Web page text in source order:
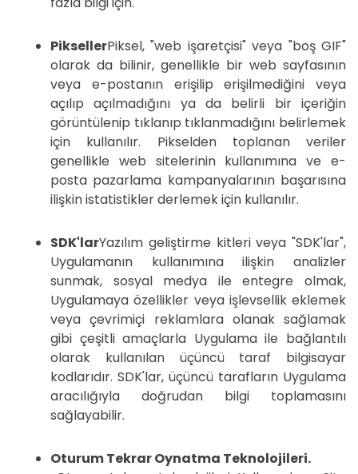
PiksellerPiksel, "web işaretçisi" veya "boş GIF"
olarak da bilinir, genellikle bir web sayfasının
veya e-postanın erişilip erişilmediğini veya
açılıp açılmadığını ya da belirli bir içeriğin
görüntülenip tıklanıp tıklanmadığını belirlemek
için kullanılır. Pikselden toplanan veriler
genellikle web sitelerinin kullanımına ve e-
posta pazarlama kampanyalarının başarısına
ilişkin istatistikler derlemek için kullanılır.
SDK'larYazılım geliştirme kitleri veya "SDK'lar",
Uygulamanın kullanımına ilişkin analizler
sunmak, sosyal medya ile entegre olmak,
Uygulamaya özellikler veya işlevsellik eklemek
veya çevrimiçi reklamlara olanak sağlamak
gibi çeşitli amaçlarla Uygulama ile bağlantılı
olarak kullanılan üçüncü taraf bilgisayar
kodlarıdır. SDK'lar, üçüncü tarafların Uygulama
aracılığıyla doğrudan bilgi toplamasını
sağlayabilir.
Oturum Tekrar Oynatma Teknolojileri.